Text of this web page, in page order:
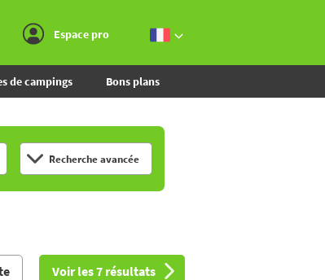
Espace pro
de campings Bons plans
Recherche avancée
Voir les 7 résultats